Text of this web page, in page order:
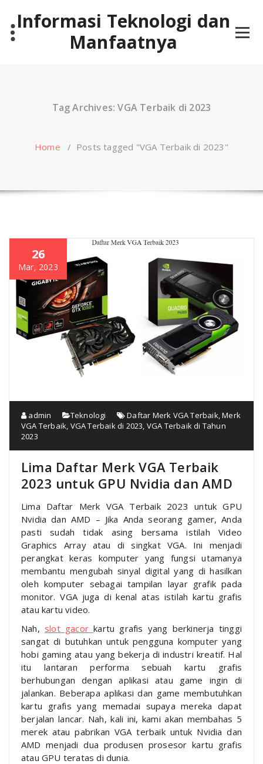
contentInformasi Teknologi dan
Manfaatnya
Tag Archives: VGA Terbaik di 2023
Home / Posts tagged "VGA Terbaik di 2023"
26
Mar, 2023
admin Teknologi Daftar Merk VGA Terbaik,Merk
VGA Terbaik, VGA Terbaik di 2023, VGA Terbaik di Tahun
2023
Lima Daftar Merk VGA Terbaik
2023 untuk GPU Nvidia dan AMD
Lima Daftar Merk VGA Terbaik 2023 untuk GPU
Nvidia dan AMD – Jika Anda seorang gamer, Anda
pasti sudah tidak asing bersama istilah Video
Graphics Array atau di singkat VGA. Ini menjadi
perangkat keras komputer yang fungsi utamanya
membantu mengubah sinyal digital yang di hasilkan
oleh komputer sebagai tampilan layar grafik pada
monitor. VGA juga di kenal atas istilah kartu grafis
atau kartu video.
Nah, slot gacorkartu grafis yang berkinerja tinggi
sangat di butuhkan untuk pengguna komputer yang
hobi gaming atau yang bekerja di industri kreatif. Hal
itu lantaran performa sebuah kartu grafis
berhubungan dengan aplikasi atau game ingin di
jalankan. Beberapa aplikasi dan game membutuhkan
kartu grafis yang memadai supaya mereka dapat
berjalan lancar. Nah, kali ini, kami akan membahas 5
merek atau pabrikan VGA terbaik untuk Nvidia dan
AMD menjadi dua produsen prosesor kartu grafis
atau GPU teratas di dunia.